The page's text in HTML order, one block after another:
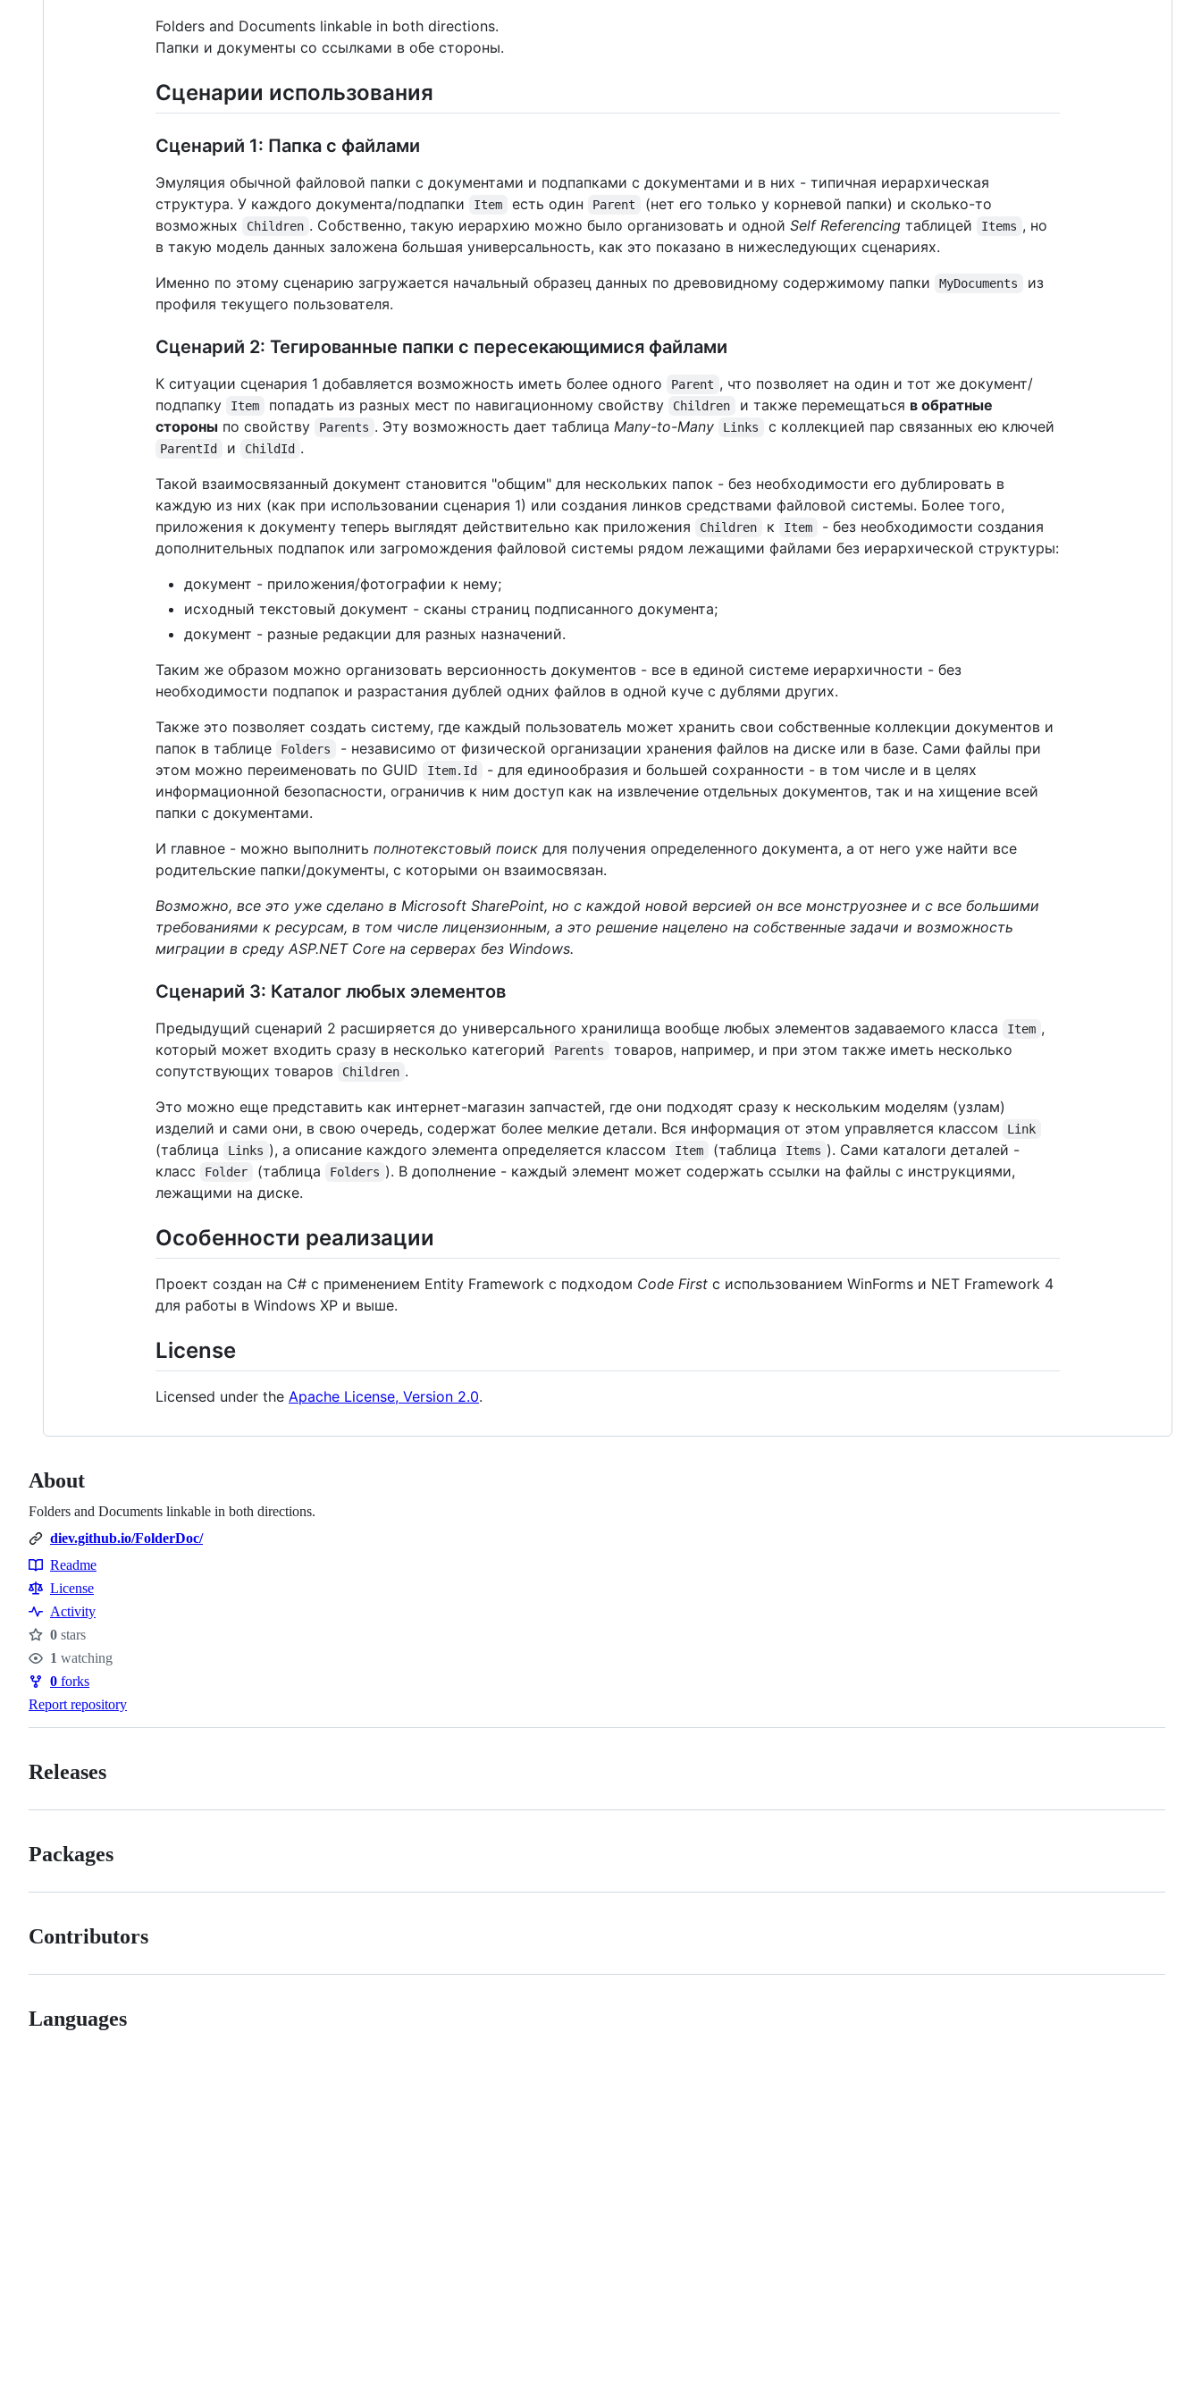
Folders and Documents linkable in both directions.
Папки и документы со ссылками в обе стороны.
Сценарии использования
Сценарий 1: Папка с файлами
Эмуляция обычной файловой папки с документами и подпапками с документами и в них - типичная иерархическая
структура. У каждого документа/подпапки
Item есть один Parent
(нет его только у корневой папки) и сколько-то
возможных
Children . Собственно, такую иерархию можно было организовать и одной Self Referencingтаблицей Items , но
в такую модель данных заложена большая универсальность, как это показано в нижеследующих сценариях.
Именно по этому сценарию загружается начальный образец данных по древовидному содержимому папки
MyDocuments
из
профиля текущего пользователя.
Сценарий 2: Тегированные папки с пересекающимися файлами
К ситуации сценария 1 добавляется возможность иметь более одного Parent , что позволяет на один и тот же документ/
подпапку
Item попадать из разных мест по навигационному свойству Children и также перемещаться в обратные
стороны по свойству Parents . Эту возможность дает таблица Many-to-Many Links с коллекцией пар связанных ею ключей
ParentId и ChildId .
Такой взаимосвязанный документ становится "общим" для нескольких папок - без необходимости его дублировать в
каждую из них (как при использовании сценария 1) или создания линков средствами файловой системы. Более того,
приложения к документу теперь выглядят действительно как приложения
Children к Item
- без необходимости создания
дополнительных подпапок или загромождения файловой системы рядом лежащими файлами без иерархической структуры:
документ - приложения/фотографии к нему;
исходный текстовый документ - сканы страниц подписанного документа;
документ - разные редакции для разных назначений.
Таким же образом можно организовать версионность документов - все в единой системе иерархичности - без
необходимости подпапок и разрастания дублей одних файлов в одной куче с дублями других.
Также это позволяет создать систему, где каждый пользователь может хранить свои собственные коллекции документов и
папок в таблице
Folders
- независимо от физической организации хранения файлов на диске или в базе. Сами файлы при
этом можно переименовать по GUID
Item.Id
- для единообразия и большей сохранности - в том числе и в целях
информационной безопасности, ограничив к ним доступ как на извлечение отдельных документов, так и на хищение всей
папки с документами.
И главное - можно выполнить полнотекстовый поиск для получения определенного документа, а от него уже найти все
родительские папки/документы, с которыми он взаимосвязан.
Возможно, все это уже сделано в Microsoft SharePoint, но с каждой новой версией он все монструознее и с все большими
требованиями к ресурсам, в том числе лицензионным, а это решение нацелено на собственные задачи и возможность
миграции в среду ASP.NET Core на серверах без Windows.
Сценарий 3: Каталог любых элементов
Предыдущий сценарий 2 расширяется до универсального хранилища вообще любых элементов задаваемого класса Item ,
который может входить сразу в несколько категорий
Parents
товаров, например, и при этом также иметь несколько
сопутствующих товаров
Children .
Это можно еще представить как интернет-магазин запчастей, где они подходят сразу к нескольким моделям (узлам)
изделий и сами они, в свою очередь, содержат более мелкие детали. Вся информация от этом управляется классом
Link
(таблица Links ), а описание каждого элемента определяется классом Item (таблица Items ). Сами каталоги деталей -
класс
Folder (таблица Folders ). В дополнение - каждый элемент может содержать ссылки на файлы с инструкциями,
лежащими на диске.
Особенности реализации
Проект создан на C# с применением Entity Framework с подходом Code First с использованием WinForms и NET Framework 4
для работы в Windows XP и выше.
License
Licensed under the Apache License, Version 2.0.
About
Folders and Documents linkable in both directions.
diev.github.io/FolderDoc/
Resources
Readme
License
Activity
Stars
0 stars
Watchers
1 watching
Forks
0 forks
Report repository
Releases
Packages
Contributors
Languages